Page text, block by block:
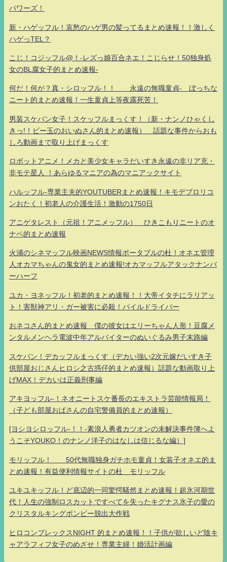
パワーズ！
新・ハゲッフル！哀愁のハゲ男の髪ってるまとめ速報！！激しく
ハゲっTEL？
こじ！コジッフル@！-レズっ娘百合ネエ！こじらせ！50独身処
女のBL腐女子的まとめ速報-
何だ！何が？真・シロッフル！！ 永遠の無職童貞- ぼっちな
ニート的まとめ速報！一生童貞上等夜露死苦！
男装スケバン女子！スケッフルまっくす！（新・ナンノひゃくし
きっ!！ビー玉のおいぬさん的まとめ速報） 話題な事件からおも
しろ動画まで取り上げまっくす
ロボットアニメ！メカと美少女キャラだいすき永遠の非リア充・
非モテ星人 ！あらゆるマニアの為のマニアックサイト
ハルッフル-専業主夫的YOUTUBERまとめ速報！キモデブロリコ
ンおたく！初老人の介護生活！激動の1750日
アニゲタレスト（元祖！アニメッフル） ひきこもりニートのオ
ナベ的まとめ速報
火浦のシネマッフル映画NEWS情報ポータブルの杜！オネエ管理
人オカマちゃんの鬼女的まとめ速報!オカマッフルアタックナンバ
ーハーフ
ユカ・ヨネッフル！初老的まとめ速報！！大帝イタチにラリアッ
ト！害獣神アリ・ガー被害に必殺！パイルドライバー
おネコさん的まとめ速報 僕の彼女はエリーちゃん人形！豆腐メ
ンタルメンヘラ電波中年アルバイターのぬいぐるみ男子末路編
スケバン！デカッフルまっくす（デカい強い2次元嫁だいすき子
供部屋おじさんヒロシ之古惑仔的まとめ速報）話題な動画取り上
げMAX！デカいは正義刑事編
アキヨッフル-！ネオニートスケ番長のエキストラ芸能情報局！
（子ども部屋おばさんの自宅警備員的まとめ速報）
[ヨシヨシロッフル-！！-素浪人勇者カツオンの未解決事件簿へよ
うこそYOUKO！のナンノ洋子のはなしは信じるな編）]
モリッフル！ 50代無職独身ガチホモ童貞！女装子オネエ的ま
とめ速報！有益便利情報サイトの杜 モリッフル
ユキユキッフル！ど底辺的一同驚愕騒然まとめ速報！超氷河期世
代！人生の強制ロスカットですべてを失ったキグナス氷子の愛の
クリスタルキングボンビー脱出大作戦
ヒロコンプレックスNIGHT 的まとめ速報！！子供が欲しいど陰キ
ャアラフィフ女子のめざせ！専業主婦！婚活計画編